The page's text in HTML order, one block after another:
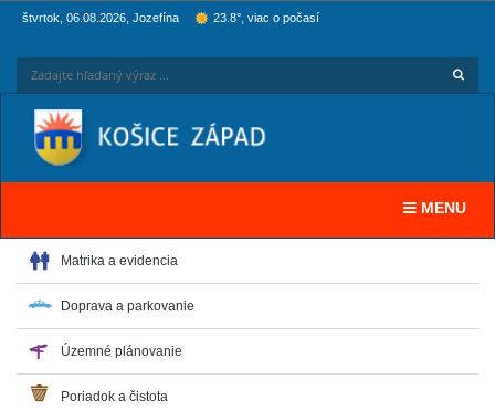
štvrtok, 06.08.2026, Jozefína 23.8°, viac o počasí
Toggle
MENU
Matrika a evidencia
Doprava a parkovanie
Územné plánovanie
Poriadok a čistota